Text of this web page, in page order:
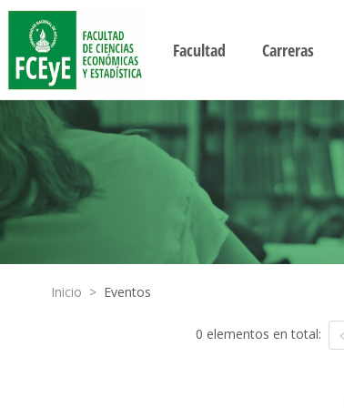
Facultad Carreras
Inicio > Eventos
0 elementos en total: